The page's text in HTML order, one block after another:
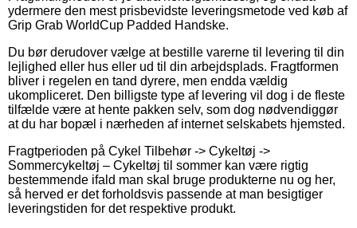
ydermere den mest prisbevidste leveringsmetode ved køb af
Grip Grab WorldCup Padded Handske.
Du bør derudover vælge at bestille varerne til levering til din
lejlighed eller hus eller ud til din arbejdsplads. Fragtformen
bliver i regelen en tand dyrere, men endda vældig
ukompliceret. Den billigste type af levering vil dog i de fleste
tilfælde være at hente pakken selv, som dog nødvendiggør
at du har bopæl i nærheden af internet selskabets hjemsted.
Fragtperioden på Cykel Tilbehør -> Cykeltøj ->
Sommercykeltøj – Cykeltøj til sommer kan være rigtig
bestemmende ifald man skal bruge produkterne nu og her,
så herved er det forholdsvis passende at man besigtiger
leveringstiden for det respektive produkt.